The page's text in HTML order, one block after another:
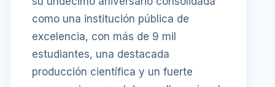
como una institución pública de
excelencia, con más de 9 mil
estudiantes, una destacada
producción científica y un fuerte